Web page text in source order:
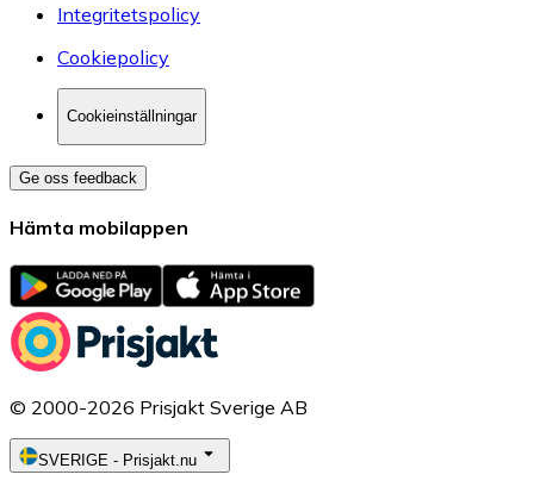
Integritetspolicy
Cookiepolicy
Cookieinställningar
Ge oss feedback
Hämta mobilappen
© 2000-2026 Prisjakt Sverige AB
SVERIGE - Prisjakt.nu